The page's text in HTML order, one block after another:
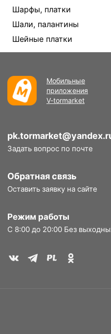
Шарфы, платки
Шали, палантины
Шейные платки
Мобильные
приложения
V-tormarket
Задать вопрос по почте
Обратная связь
Оставить заявку на сайте
Режим работы
С 8:00 до 20:00 Без